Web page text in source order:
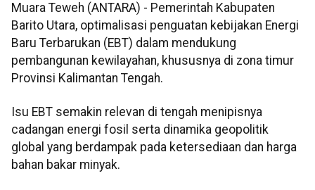
Muara Teweh (ANTARA) - Pemerintah Kabupaten
Barito Utara, optimalisasi penguatan kebijakan Energi
Baru Terbarukan (EBT) dalam mendukung
pembangunan kewilayahan, khususnya di zona timur
Provinsi Kalimantan Tengah.
Isu EBT semakin relevan di tengah menipisnya
cadangan energi fosil serta dinamika geopolitik
global yang berdampak pada ketersediaan dan harga
bahan bakar minyak.